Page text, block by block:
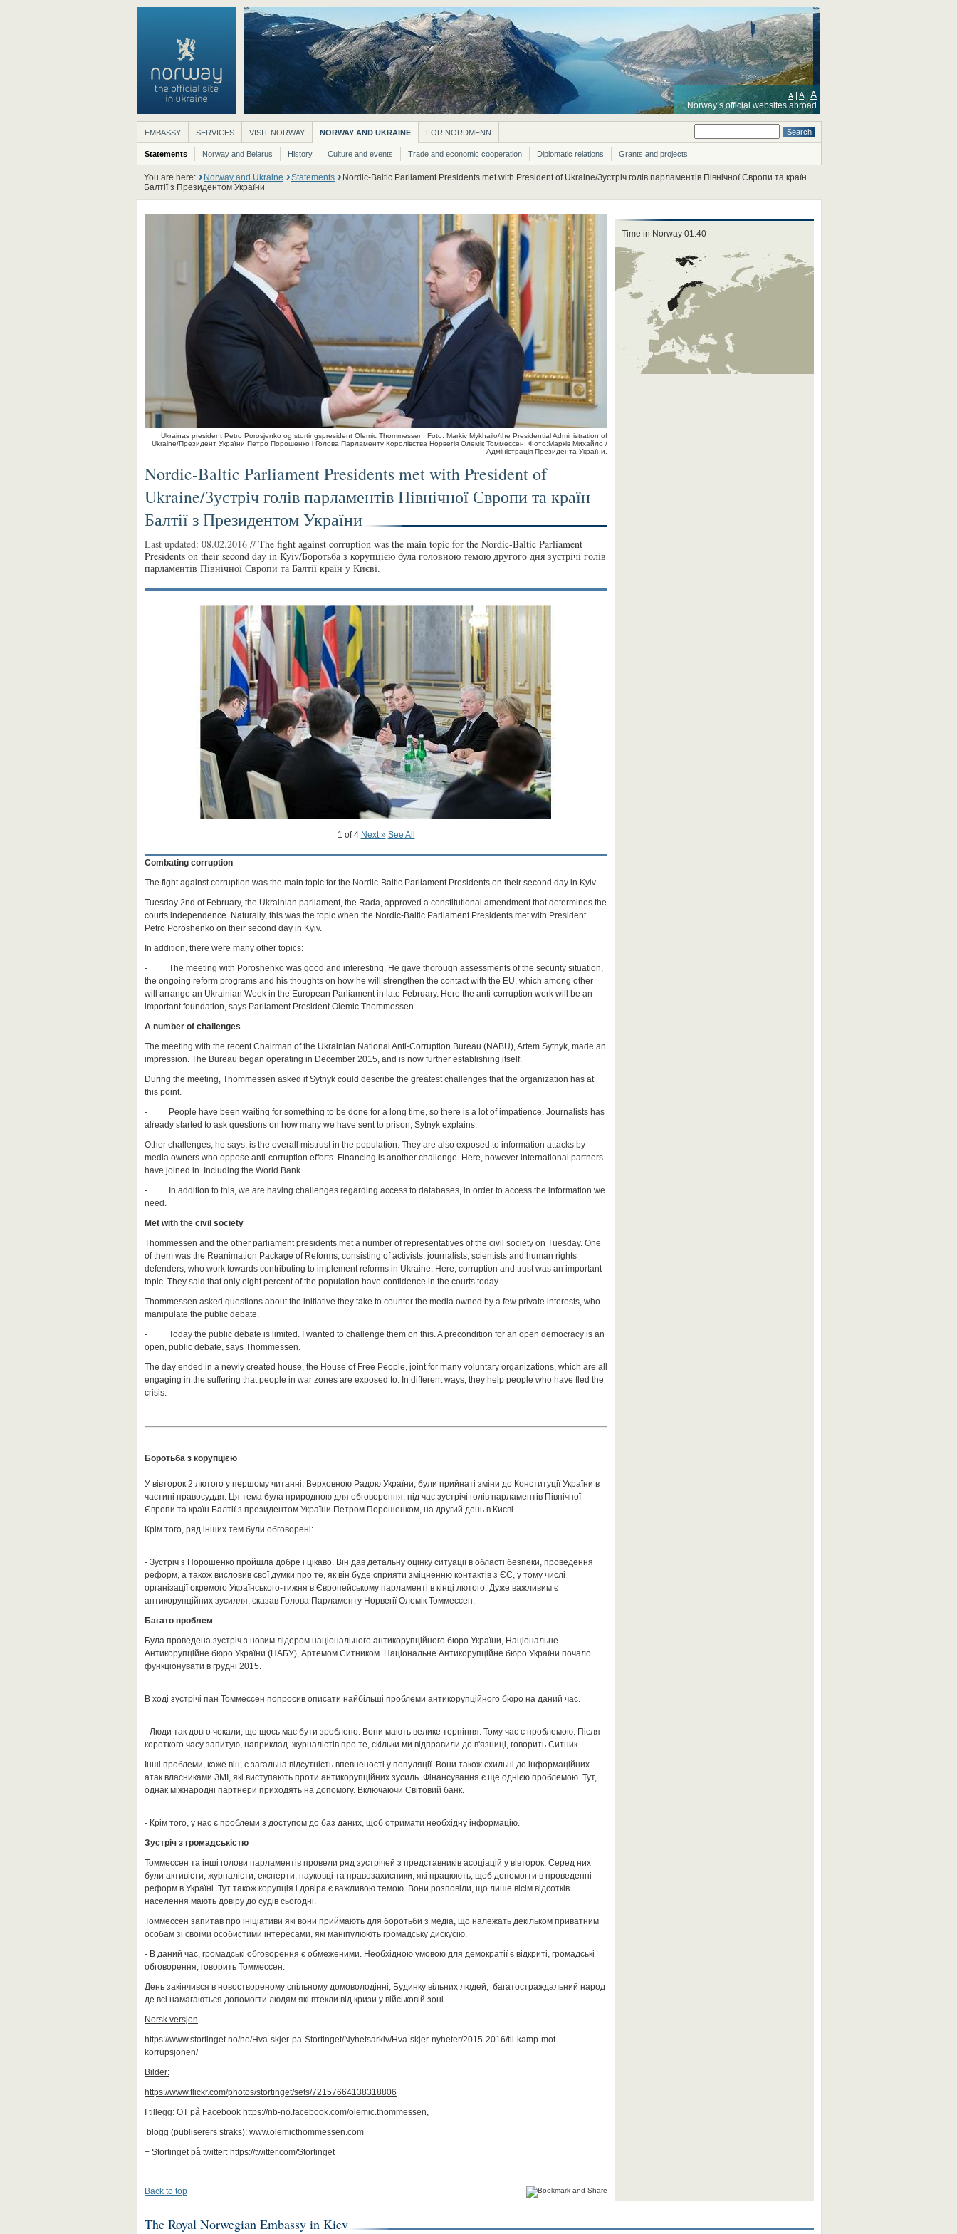
A A| A
Norway’s official websites abroad
EMBASSY SERVICES VISIT NORWAY NORWAY AND UKRAINE FOR NORDMENN
Statements Norway and Belarus History Culture and events Trade and economic cooperation Diplomatic relations Grants and projects
You are here: Norway and Ukraine Statements
Nordic-Baltic Parliament Presidents met with President of Ukraine/Зустріч голів парламентів Північної Європи та країн
Балтії з Президентом України
Ukrainas president Petro Porosjenko og stortingspresident Olemic Thommessen. Foto: Markiv Mykhailo/the Presidential Administration of
Ukraine/Президент України Петро Порошенко і Голова Парламенту Королівства Норвегія Олемік Томмессен. Фото:Марків Михайло /
Адміністрація Президента України.
Nordic-Baltic Parliament Presidents met with President of
Ukraine/Зустріч голів парламентів Північної Європи та країн
Балтії з Президентом України
Last updated: 08.02.2016 // The fight against corruption was the main topic for the Nordic-Baltic Parliament
Presidents on their second day in Kyiv/Боротьба з корупцією була головною темою другого дня зустрічі голів
парламентів Північної Європи та Балтії країн у Києві.
1 of 4 Next » See All
Combating corruption
The fight against corruption was the main topic for the Nordic-Baltic Parliament Presidents on their second day in Kyiv.
Tuesday 2nd of February, the Ukrainian parliament, the Rada, approved a constitutional amendment that determines the
courts independence. Naturally, this was the topic when the Nordic-Baltic Parliament Presidents met with President
Petro Poroshenko on their second day in Kyiv.
In addition, there were many other topics:
- The meeting with Poroshenko was good and interesting. He gave thorough assessments of the security situation,
the ongoing reform programs and his thoughts on how he will strengthen the contact with the EU, which among other
will arrange an Ukrainian Week in the European Parliament in late February. Here the anti-corruption work will be an
important foundation, says Parliament President Olemic Thommessen.
A number of challenges
The meeting with the recent Chairman of the Ukrainian National Anti-Corruption Bureau (NABU), Artem Sytnyk, made an
impression. The Bureau began operating in December 2015, and is now further establishing itself.
During the meeting, Thommessen asked if Sytnyk could describe the greatest challenges that the organization has at
this point.
- People have been waiting for something to be done for a long time, so there is a lot of impatience. Journalists has
already started to ask questions on how many we have sent to prison, Sytnyk explains.
Other challenges, he says, is the overall mistrust in the population. They are also exposed to information attacks by
media owners who oppose anti-corruption efforts. Financing is another challenge. Here, however international partners
have joined in. Including the World Bank.
- In addition to this, we are having challenges regarding access to databases, in order to access the information we
need.
Met with the civil society
Thommessen and the other parliament presidents met a number of representatives of the civil society on Tuesday. One
of them was the Reanimation Package of Reforms, consisting of activists, journalists, scientists and human rights
defenders, who work towards contributing to implement reforms in Ukraine. Here, corruption and trust was an important
topic. They said that only eight percent of the population have confidence in the courts today.
Thommessen asked questions about the initiative they take to counter the media owned by a few private interests, who
manipulate the public debate.
- Today the public debate is limited. I wanted to challenge them on this. A precondition for an open democracy is an
open, public debate, says Thommessen.
The day ended in a newly created house, the House of Free People, joint for many voluntary organizations, which are all
engaging in the suffering that people in war zones are exposed to. In different ways, they help people who have fled the
crisis.
Боротьба з корупцією
У вівторок 2 лютого у першому читанні, Верховною Радою України, були прийнаті зміни до Конституції України в
частині правосуддя. Ця тема була природною для обговорення, під час зустрічі голів парламентів Північної
Європи та країн Балтії з президентом України Петром Порошенком, на другий день в Києві.
Крім того, ряд інших тем були обговорені:
- Зустріч з Порошенко пройшла добре і цікаво. Він дав детальну оцінку ситуації в області безпеки, проведення
реформ, а також висловив свої думки про те, як він буде сприяти зміцненню контактів з ЄС, у тому числі
організації окремого Українського-тижня в Європейському парламенті в кінці лютого. Дуже важливим є
антикорупційних зусилля, сказав Голова Парламенту Норвегії Олемік Томмессен.
Багато проблем
Була проведена зустріч з новим лідером національного антикорупційного бюро України, Національне
Антикорупційне бюро України (НАБУ), Артемом Ситником. Національне Антикорупційне бюро України почало
функціонувати в грудні 2015.
В ході зустрічі пан Томмессен попросив описати найбільші проблеми антикорупційного бюро на даний час.
- Люди так довго чекали, що щось має бути зроблено. Вони мають велике терпіння. Тому час є проблемою. Після
короткого часу запитую, наприклад журналістів про те, скільки ми відправили до в'язниці, говорить Ситник.
Інші проблеми, каже він, є загальна відсутність впевненості у популяції. Вони також схильні до інформаційних
атак власниками ЗМІ, які виступають проти антикорупційних зусиль. Фінансування є ще однією проблемою. Тут,
однак міжнародні партнери приходять на допомогу. Включаючи Світовий банк.
- Крім того, у нас є проблеми з доступом до баз даних, щоб отримати необхідну інформацію.
Зустріч з громадськістю
Томмессен та інші голови парламентів провели ряд зустрічей з представників асоціацій у вівторок. Серед них
були активісти, журналісти, експерти, науковці та правозахисники, які працюють, щоб допомогти в проведенні
реформ в Україні. Тут також корупція і довіра є важливою темою. Вони розповіли, що лише вісім відсотків
населення мають довіру до судів сьогодні.
Томмессен запитав про ініціативи які вони приймають для боротьби з медіа, що належать декільком приватним
особам зі своїми особистими інтересами, які маніпулюють громадську дискусію.
- В даний час, громадські обговорення є обмеженими. Необхідною умовою для демократії є відкриті, громадські
обговорення, говорить Томмессен.
День закінчився в новоствореному спільному домоволодінні, Будинку вільних людей, багатостраждальний народ
де всі намагаються допомогти людям які втекли від кризи у військовій зоні.
Norsk versjon
https://www.stortinget.no/no/Hva-skjer-pa-Stortinget/Nyhetsarkiv/Hva-skjer-nyheter/2015-2016/til-kamp-mot-
korrupsjonen/
Bilder:
https://www.flickr.com/photos/stortinget/sets/72157664138318806
I tillegg: OT på Facebook https://nb-no.facebook.com/olemic.thommessen,
blogg (publiserers straks): www.olemicthommessen.com
+ Stortinget på twitter: https://twitter.com/Stortinget
Back to top
Time in Norway 01:40
The Royal Norwegian Embassy in Kiev